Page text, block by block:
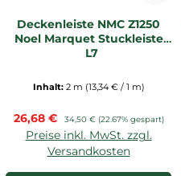
Deckenleiste NMC Z1250
Noel Marquet Stuckleiste
_L7
Inhalt: 2 m (13,34 € / 1 m)
Verkaufspreis:
26,68 € Regulärer Preis:
34,50 € (22.67% gespart)
Preise inkl. MwSt. zzgl.
Versandkosten